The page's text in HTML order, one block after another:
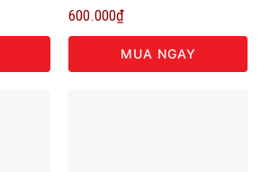
600.000₫
MUA NGAY